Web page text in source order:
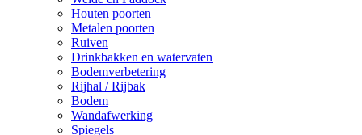
Houten poorten
Metalen poorten
Ruiven
Drinkbakken en watervaten
Bodemverbetering
Rijhal / Rijbak
Bodem
Wandafwerking
Spiegels